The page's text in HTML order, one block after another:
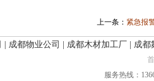
上一条： 紧急报
成都物业公司 成都木材加工厂 成都
服务热线：